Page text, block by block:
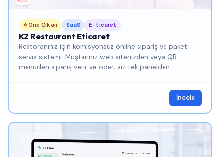
⭐ Öne Çıkan SaaS E-ticaret
KZ Restaurant Eticaret
Restoranınız için komisyonsuz online sipariş ve paket
servis sistemi. Müşteriniz web sitenizden veya QR
menüden sipariş verir ve öder; siz tek panelden
İncele